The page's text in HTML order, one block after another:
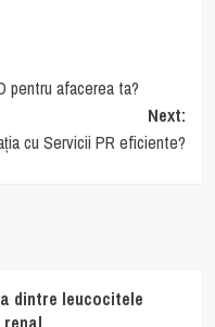
pentru afacerea ta?
Next:
cu Servicii PR eficiente?
dintre leucocitele